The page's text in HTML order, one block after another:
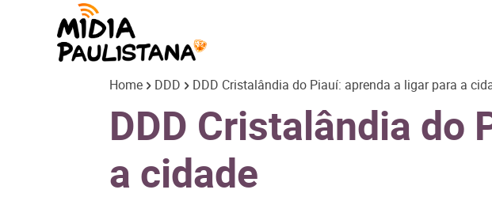
Paulistana
Home DDD DDD Cristalândia do Piauí: aprenda a ligar para a
DDD Cristalândia do
a cidade